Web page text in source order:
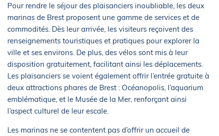
Pour rendre le séjour des plaisanciers inoubliable, les deux
marinas de Brest proposent une gamme de services et de
commodités. Dès leur arrivée, les visiteurs reçoivent des
renseignements touristiques et pratiques pour explorer la
ville et ses environs. De plus, des vélos sont mis à leur
disposition gratuitement, facilitant ainsi les déplacements.
Les plaisanciers se voient également offrir l’entrée gratuite à
deux attractions phares de Brest : Océanopolis, l’aquarium
emblématique, et le Musée de la Mer, renforçant ainsi
l’aspect culturel de leur escale.
Les marinas ne se contentent pas d’offrir un accueil de